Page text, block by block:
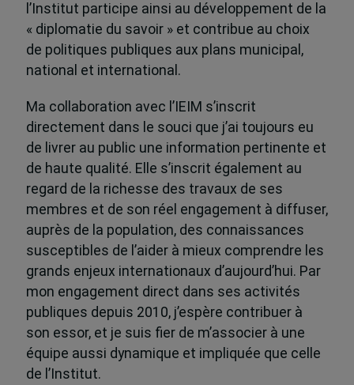
l’Institut participe ainsi au développement de la
« diplomatie du savoir » et contribue au choix
de politiques publiques aux plans municipal,
national et international.
Ma collaboration avec l’IEIM s’inscrit
directement dans le souci que j’ai toujours eu
de livrer au public une information pertinente et
de haute qualité. Elle s’inscrit également au
regard de la richesse des travaux de ses
membres et de son réel engagement à diffuser,
auprès de la population, des connaissances
susceptibles de l’aider à mieux comprendre les
grands enjeux internationaux d’aujourd’hui. Par
mon engagement direct dans ses activités
publiques depuis 2010, j’espère contribuer à
son essor, et je suis fier de m’associer à une
équipe aussi dynamique et impliquée que celle
de l’Institut.